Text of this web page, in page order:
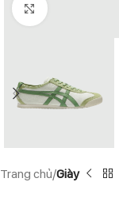
Click to enlarge
Trang chủ Giày